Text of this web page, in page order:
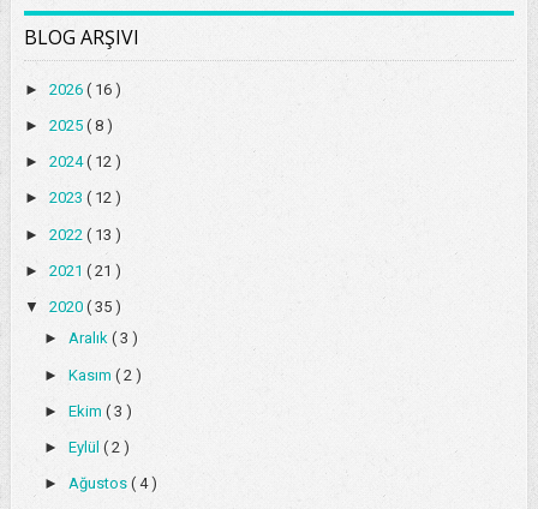
BLOG ARŞIVI
► 2026 ( 16 )
► 2025 ( 8 )
► 2024( 12 )
► 2023 ( 12 )
► 2022 ( 13 )
► 2021 ( 21 )
▼ 2020 ( 35 )
► Aralık ( 3 )
► Kasım ( 2 )
► Ekim ( 3 )
► Eylül ( 2 )
► Ağustos ( 4 )